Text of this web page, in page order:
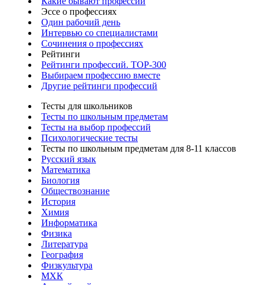
Эссе о профессиях
Один рабочий день
Интервью со специалистами
Сочинения о профессиях
Рейтинги
Рейтинги профессий. TOP-300
Выбираем профессию вместе
Другие рейтинги профессий
Тесты для школьников
Тесты по школьным предметам
Тесты на выбор профессий
Психологические тесты
Тесты по школьным предметам для 8-11 классов
Русский язык
Математика
Биология
Обществознание
История
Химия
Информатика
Физика
Литература
География
Физкультура
МХК